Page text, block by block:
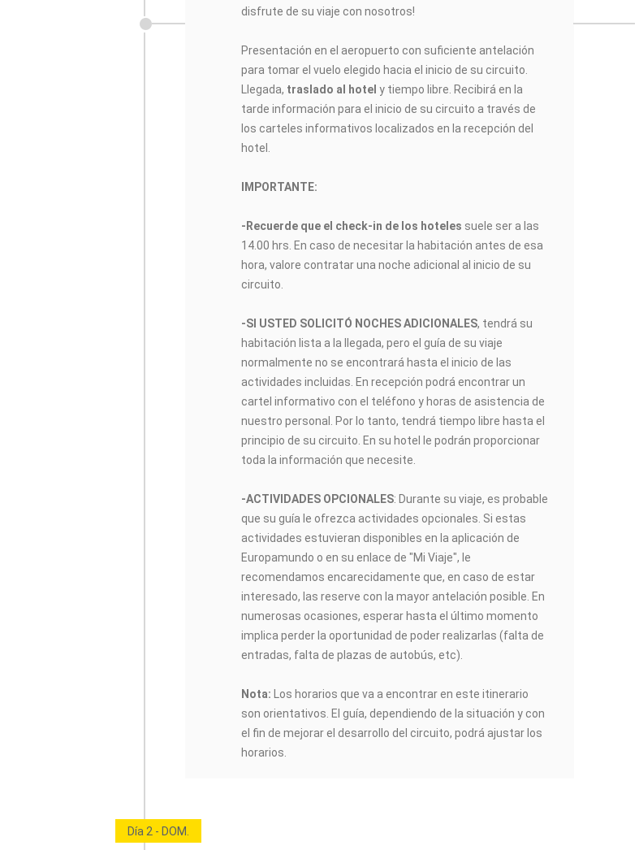
disfrute de su viaje con nosotros!
Presentación en el aeropuerto con suficiente antelación
para tomar el vuelo elegido hacia el inicio de su circuito.
Llegada, traslado al hotely tiempo libre. Recibirá en la
tarde información para el inicio de su circuito a través de
los carteles informativos localizados en la recepción del
hotel.
IMPORTANTE:
-Recuerde que el check-in de los hoteles suele ser a las
14.00 hrs. En caso de necesitar la habitación antes de esa
hora, valore contratar una noche adicional al inicio de su
circuito.
-SI USTED SOLICITÓ NOCHES ADICIONALES, tendrá su
habitación lista a la llegada, pero el guía de su viaje
normalmente no se encontrará hasta el inicio de las
actividades incluidas. En recepción podrá encontrar un
cartel informativo con el teléfono y horas de asistencia de
nuestro personal. Por lo tanto, tendrá tiempo libre hasta el
principio de su circuito. En su hotel le podrán proporcionar
toda la información que necesite.
-ACTIVIDADES OPCIONALES: Durante su viaje, es probable
que su guía le ofrezca actividades opcionales. Si estas
actividades estuvieran disponibles en la aplicación de
Europamundo o en su enlace de "Mi Viaje", le
recomendamos encarecidamente que, en caso de estar
interesado, las reserve con la mayor antelación posible. En
numerosas ocasiones, esperar hasta el último momento
implica perder la oportunidad de poder realizarlas (falta de
entradas, falta de plazas de autobús, etc).
Nota: Los horarios que va a encontrar en este itinerario
son orientativos. El guía, dependiendo de la situación y con
el fin de mejorar el desarrollo del circuito, podrá ajustar los
horarios.
Día 2 - DOM.